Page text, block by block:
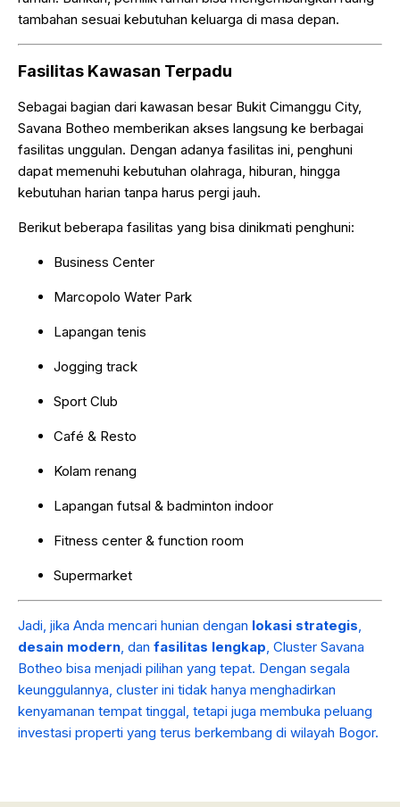
tambahan sesuai kebutuhan keluarga di masa depan.
Fasilitas Kawasan Terpadu
Sebagai bagian dari kawasan besar Bukit Cimanggu City,
Savana Botheo memberikan akses langsung ke berbagai
fasilitas unggulan. Dengan adanya fasilitas ini, penghuni
dapat memenuhi kebutuhan olahraga, hiburan, hingga
kebutuhan harian tanpa harus pergi jauh.
Berikut beberapa fasilitas yang bisa dinikmati penghuni:
Business Center
Marcopolo Water Park
Lapangan tenis
Jogging track
Sport Club
Café & Resto
Kolam renang
Lapangan futsal & badminton indoor
Fitness center & function room
Supermarket
Jadi, jika Anda mencari hunian dengan lokasi strategis,
desain modern, dan fasilitas lengkap, Cluster Savana
Botheo bisa menjadi pilihan yang tepat. Dengan segala
keunggulannya, cluster ini tidak hanya menghadirkan
kenyamanan tempat tinggal, tetapi juga membuka peluang
investasi properti yang terus berkembang di wilayah Bogor.